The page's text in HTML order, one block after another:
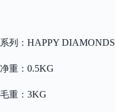
系列： HAPPY DIAMONDS
净重： 0.5KG
毛重： 3KG